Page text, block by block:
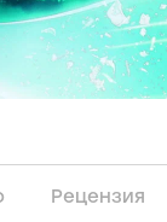
Рецензия